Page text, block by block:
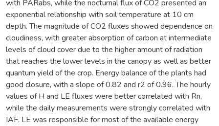
with PARabs, while the nocturnal flux of CO2 presented an
exponential relationship with soil temperature at 10 cm
depth. The magnitude of CO2 fluxes showed dependence on
cloudiness, with greater absorption of carbon at intermediate
levels of cloud cover due to the higher amount of radiation
that reaches the lower levels in the canopy as well as better
quantum yield of the crop. Energy balance of the plants had
good closure, with a slope of 0.82 and r2 of 0.96. The hourly
values of H and LE fluxes were better correlated with Rn,
while the daily measurements were strongly correlated with
IAF. LE was responsible for most of the available energy